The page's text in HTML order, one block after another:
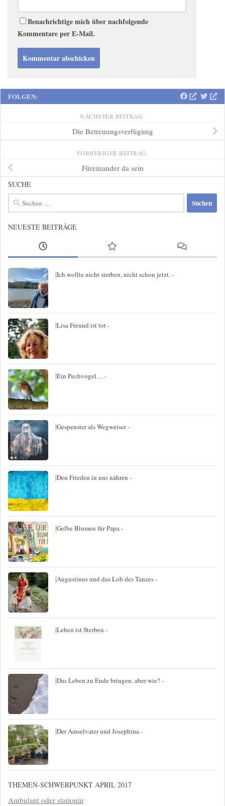
Benachrichtige mich über nachfolgende
Kommentare per E-Mail.
FOLGEN:
NÄCHSTER BEITRAG
Die Betreuungsverfügung
VORHERIGER BEITRAG
Füreinander da sein
SUCHE
Suchen
nach:
NEUESTE BEITRÄGE
|Ich wollte nicht sterben, nicht schon jetzt. -
|Lisa Freund ist tot -
|Ein Pechvogel… -
|Gespenster als Wegweiser -
|Den Frieden in uns nähren -
|Gelbe Blumen für Papa -
|Augustinus und das Lob des Tanzes -
|Leben ist Sterben -
|Das Leben zu Ende bringen, aber wie? -
|Der Amselvater und Josephina -
THEMEN-SCHWERPUNKT APRIL 2017
Ambulant oder stationär